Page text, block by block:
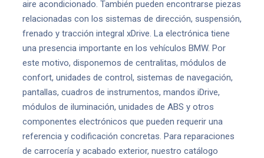
aire acondicionado. También pueden encontrarse piezas
relacionadas con los sistemas de dirección, suspensión,
frenado y tracción integral xDrive. La electrónica tiene
una presencia importante en los vehículos BMW. Por
este motivo, disponemos de centralitas, módulos de
confort, unidades de control, sistemas de navegación,
pantallas, cuadros de instrumentos, mandos iDrive,
módulos de iluminación, unidades de ABS y otros
componentes electrónicos que pueden requerir una
referencia y codificación concretas. Para reparaciones
de carrocería y acabado exterior, nuestro catálogo